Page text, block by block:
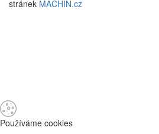
stránek MACHIN.cz
Používáme cookies